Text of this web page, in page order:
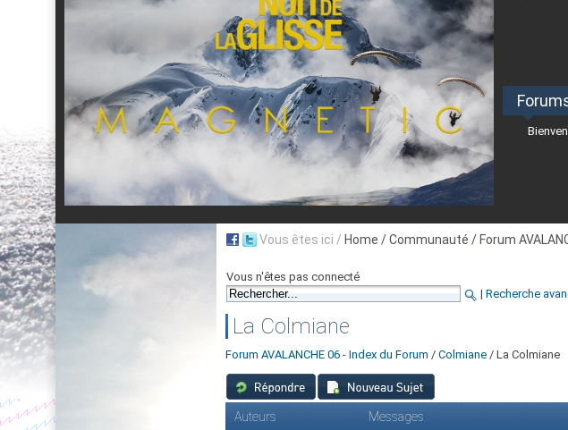
Aujourd'hui : T° Min : °C T° Max :°C Prévisions météo pour
Suivez en direct l'actualité des stations des Alpes-Maritimes
Vous êtes ici / Home / Communauté / Forum
Vous n'êtes pas connecté
| Recherche
La Colmiane
Forum AVALANCHE 06 - Index du Forum / Colmiane / La Colmiane
Auteurs Messages